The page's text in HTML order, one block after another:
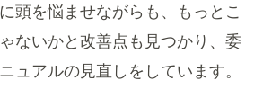
頭を悩ませながらも、もっとこ
ないかと改善点も見つかり、委
ュアルの見直しをしています。